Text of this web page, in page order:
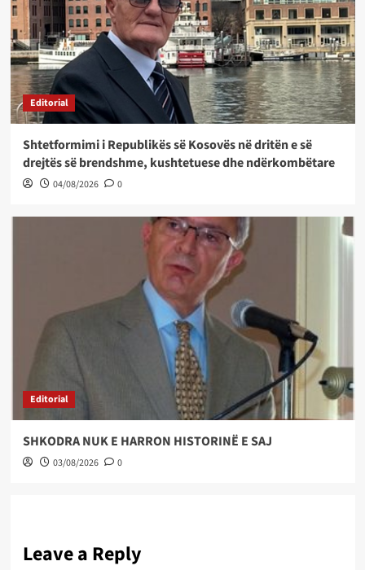
Editorial
Shtetformimi i Republikës së Kosovës në dritën e së
drejtës së brendshme, kushtetuese dhe ndërkombëtare
04/08/2026 0
Editorial
SHKODRA NUK E HARRON HISTORINË E SAJ
03/08/2026 0
Leave a Reply